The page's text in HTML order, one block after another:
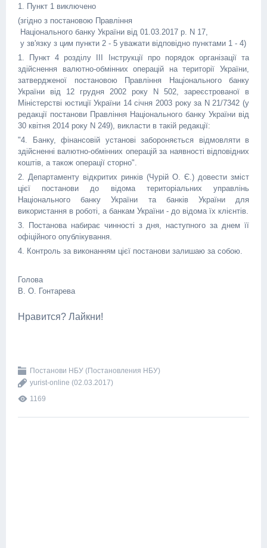
1. Пункт 1 виключено
(згідно з постановою Правління
Національного банку України від 01.03.2017 р. N 17,
у зв'язку з цим пункти 2 - 5 уважати відповідно пунктами 1 - 4)
1. Пункт 4 розділу III Інструкції про порядок організації та
здійснення валютно-обмінних операцій на території України,
затвердженої постановою Правління Національного банку
України від 12 грудня 2002 року N 502, зареєстрованої в
Міністерстві юстиції України 14 січня 2003 року за N 21/7342 (у
редакції постанови Правління Національного банку України від
30 квітня 2014 року N 249), викласти в такій редакції:
"4. Банку, фінансовій установі забороняється відмовляти в
здійсненні валютно-обмінних операцій за наявності відповідних
коштів, а також операції сторно".
2. Департаменту відкритих ринків (Чурій О. Є.) довести зміст
цієї постанови до відома територіальних управлінь
Національного банку України та банків України для
використання в роботі, а банкам України - до відома їх клієнтів.
3. Постанова набирає чинності з дня, наступного за днем її
офіційного опублікування.
4. Контроль за виконанням цієї постанови залишаю за собою.
Голова
В. О. Гонтарева
Нравится? Лайкни!
Постанови НБУ (Постановления НБУ)
yurist-online (02.03.2017)
1169